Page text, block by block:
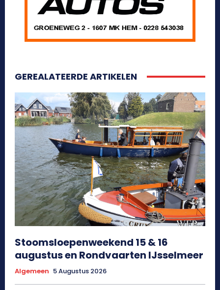
GEREALATEERDE ARTIKELEN
Stoomsloepenweekend 15 & 16
augustus en Rondvaarten IJsselmeer
Algemeen 5 Augustus 2026